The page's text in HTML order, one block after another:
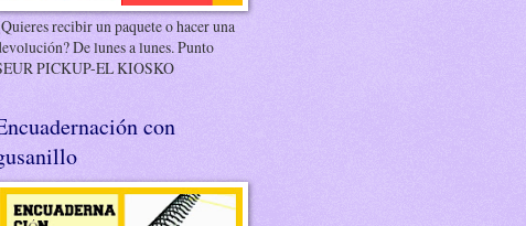
recibir un paquete o hacer una
De lunes a lunes. Punto
PICKUP-EL KIOSKO
con